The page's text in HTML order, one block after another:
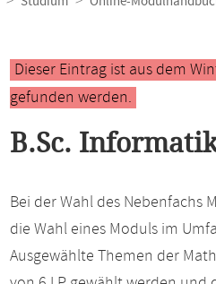
Hauptinhalt
Dieser Eintrag ist aus dem
gefunden werden.
B.Sc.
Bei der Wahl des Nebenfachs
die Wahl eines Moduls im
Ausgewählte Themen der